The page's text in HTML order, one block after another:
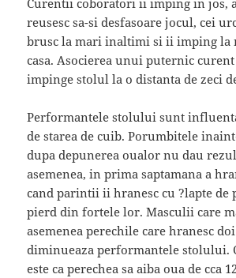
Curentii coboratori ii imping in jos,
reusesc sa-si desfasoare jocul, cei
brusc la mari inaltimi si ii imping la
casa. Asocierea unui puternic
impinge stolul la o distanta de zeci
Performantele stolului sunt
de starea de cuib. Porumbitele
dupa depunerea oualor nu dau
asemenea, in prima saptamana a
cand parintii ii hranesc cu ?lapte de
pierd din fortele lor. Masculii care
asemenea perechile care hranesc
diminueaza performantele stolului.
este ca perechea sa aiba oua de cca